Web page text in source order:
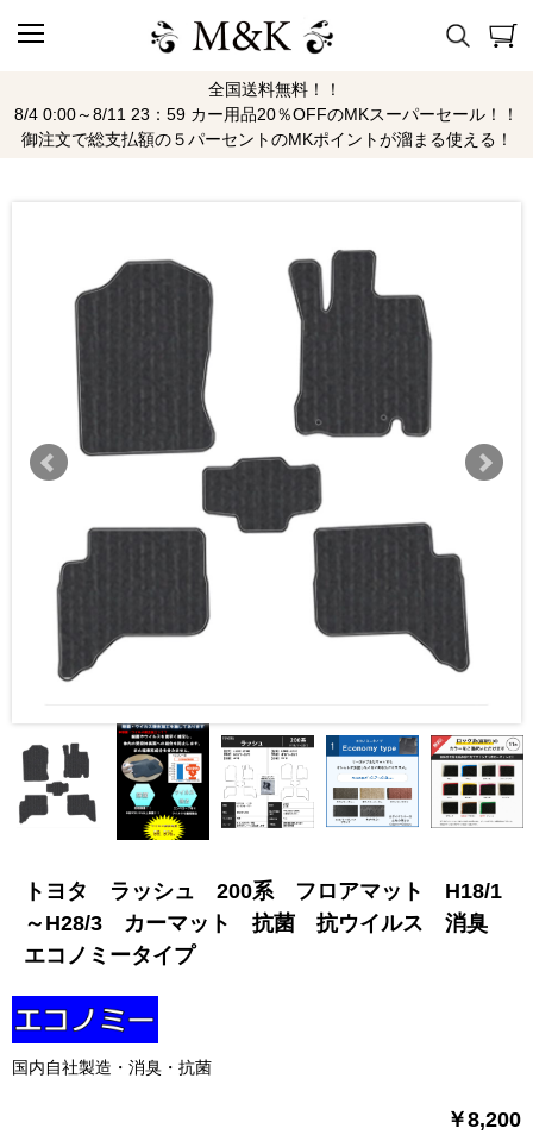
全国送料無料！！
8/4 0:00～8/11 23：59 カー用品20％OFFのMKスーパーセール！！
御注文で総支払額の５パーセントのMKポイントが溜まる使える！
トヨタ ラッシュ 200系 フロアマット H18/1
～H28/3 カーマット 抗菌 抗ウイルス 消臭
エコノミータイプ
国内自社製造・消臭・抗菌
￥8,200